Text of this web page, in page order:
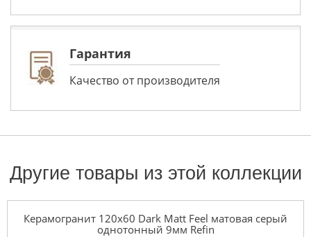
Гарантия
Качество от производителя
Другие товары из этой коллекции
Керамогранит 120x60 Dark Matt Feel матовая серый
однотонный 9мм Refin